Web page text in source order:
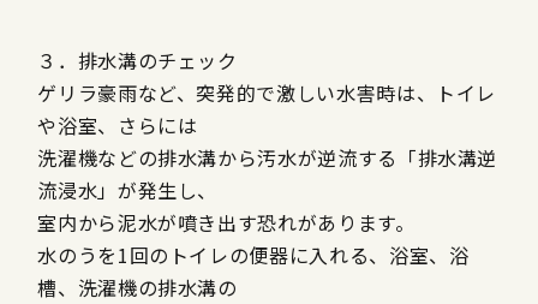
３．排水溝のチェック
ゲリラ豪雨など、突発的で激しい水害時は、トイレ
や浴室、さらには
洗濯機などの排水溝から汚水が逆流する「排水溝逆
流浸水」が発生し、
室内から泥水が噴き出す恐れがあります。
水のうを1回のトイレの便器に入れる、浴室、浴
槽、洗濯機の排水溝の